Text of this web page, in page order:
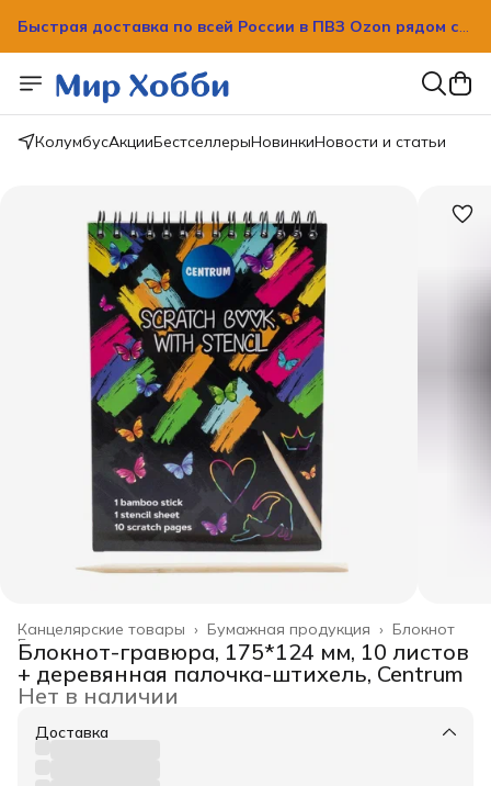
Быстрая доставка по всей России в ПВЗ Ozon рядом с
Быстрая доставка по всей России в ПВЗ Ozon рядом с
вашим домом!
КолумбусАкцииБестселлерыНовинкиНовости и статьи
Блокнот
Бумажная продукция ›
Канцелярские товары ›
Главная ›
Блокнот-гравюра, 175*124 мм, 10 листов
+ деревянная палочка-штихель, Centrum
Нет в наличии
Доставка